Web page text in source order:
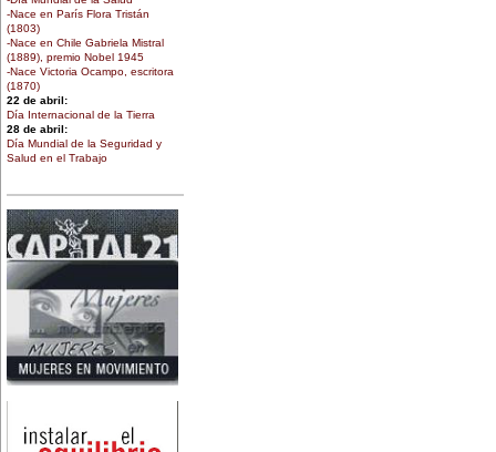
-Nace en París Flora Tristán
(1803)
-Nace en Chile Gabriela Mistral
(1889), premio Nobel 1945
-Nace Victoria Ocampo, escritora
(1870)
22 de abril:
Día Internacional de la Tierra
28 de abril:
Día Mundial de la Seguridad y
Salud en el Trabajo
EFEMÉRIDES DE MARZO
1 de marzo:
Nace en Santiago, Chile, la
escritora Mercedes Valenzuela
Alvarez (1924-1993), más
conocida como Mercedes
Valdivieso. En 1961 publica 'La
Brecha', considerada como la
primera novela feminista de
Latinoamérica.
4 de marzo:
En México muere Adelina
Zendejas (1909-1993), periodista,
derechos de las mujeres.
5 de marzo: